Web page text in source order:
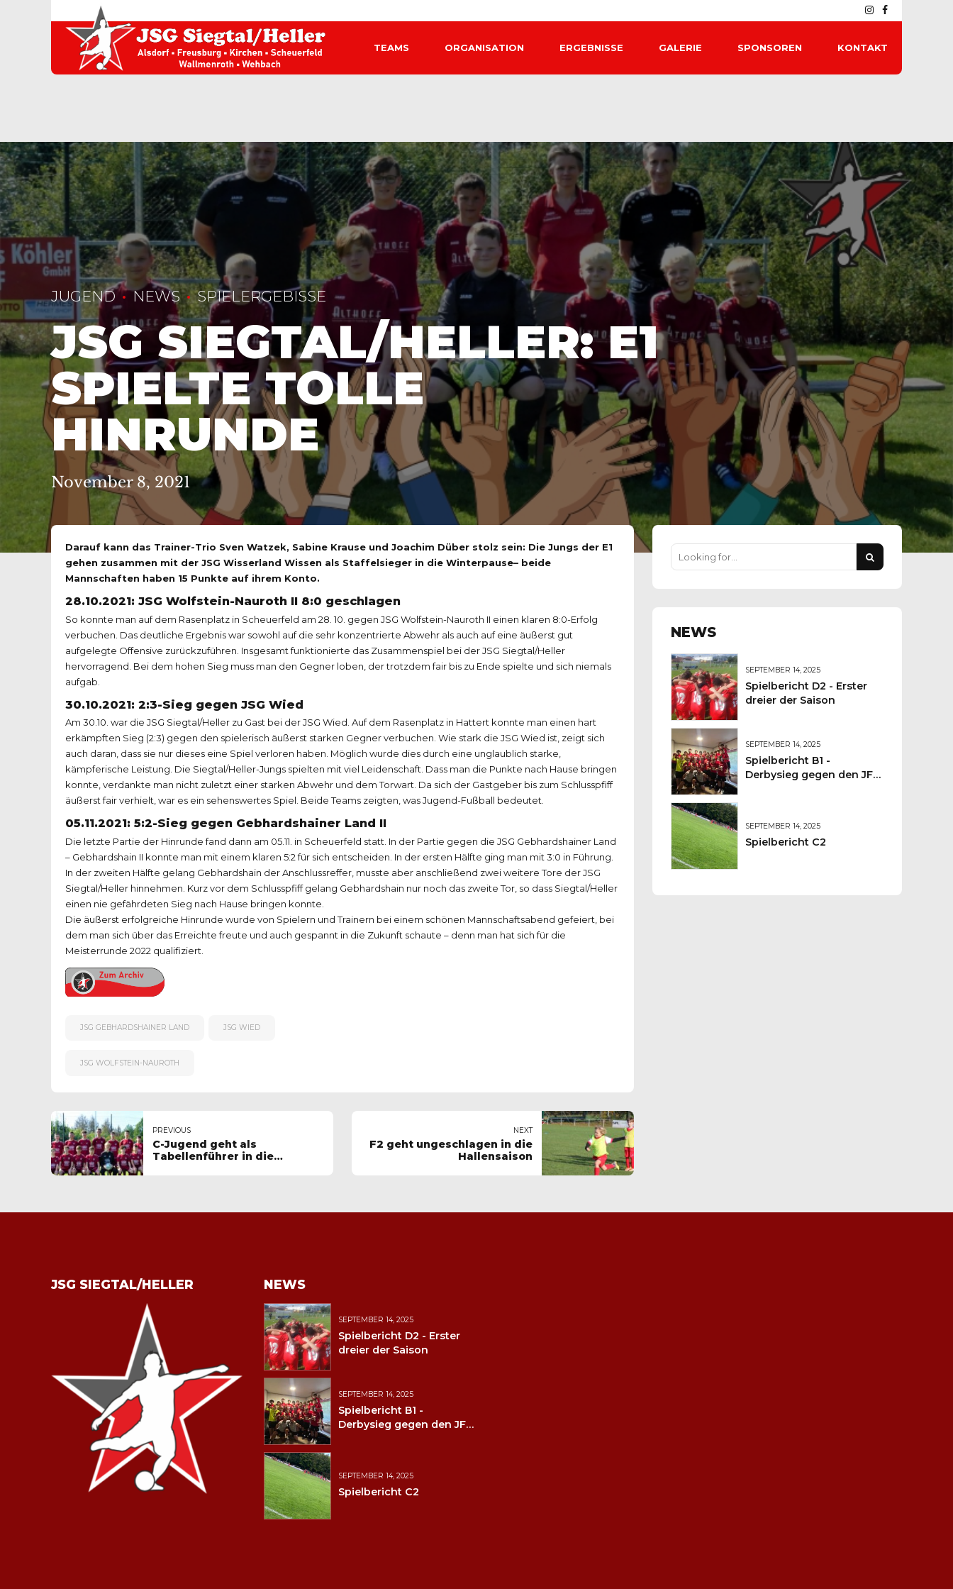
TEAMS ORGANISATION ERGEBNISSE GALERIE SPONSOREN KONTAKT
JUGEND NEWS SPIELERGEBISSE
JSG SIEGTAL/HELLER: E1
SPIELTE TOLLE
HINRUNDE
November 8, 2021
Darauf kann das Trainer-Trio Sven Watzek, Sabine Krause und Joachim Düber stolz sein: Die Jungs der E1
gehen zusammen mit der JSG Wisserland Wissen als Staffelsieger in die Winterpause– beide
Mannschaften haben 15 Punkte auf ihrem Konto.
28.10.2021: JSG Wolfstein-Nauroth II 8:0 geschlagen
So konnte man auf dem Rasenplatz in Scheuerfeld am 28. 10. gegen JSG Wolfstein-Nauroth II einen klaren 8:0-Erfolg
verbuchen. Das deutliche Ergebnis war sowohl auf die sehr konzentrierte Abwehr als auch auf eine äußerst gut
aufgelegte Offensive zurückzuführen. Insgesamt funktionierte das Zusammenspiel bei der JSG Siegtal/Heller
hervorragend. Bei dem hohen Sieg muss man den Gegner loben, der trotzdem fair bis zu Ende spielte und sich niemals
aufgab.
30.10.2021: 2:3-Sieg gegen JSG Wied
Am 30.10. war die JSG Siegtal/Heller zu Gast bei der JSG Wied. Auf dem Rasenplatz in Hattert konnte man einen hart
erkämpften Sieg (2:3) gegen den spielerisch äußerst starken Gegner verbuchen. Wie stark die JSG Wied ist, zeigt sich
auch daran, dass sie nur dieses eine Spiel verloren haben. Möglich wurde dies durch eine unglaublich starke,
kämpferische Leistung. Die Siegtal/Heller-Jungs spielten mit viel Leidenschaft. Dass man die Punkte nach Hause bringen
konnte, verdankte man nicht zuletzt einer starken Abwehr und dem Torwart. Da sich der Gastgeber bis zum Schlusspfiff
äußerst fair verhielt, war es ein sehenswertes Spiel. Beide Teams zeigten, was Jugend-Fußball bedeutet.
05.11.2021: 5:2-Sieg gegen Gebhardshainer Land II
Die letzte Partie der Hinrunde fand dann am 05.11. in Scheuerfeld statt. In der Partie gegen die JSG Gebhardshainer Land
– Gebhardshain II konnte man mit einem klaren 5:2 für sich entscheiden. In der ersten Hälfte ging man mit 3:0 in Führung.
In der zweiten Hälfte gelang Gebhardshain der Anschlussreffer, musste aber anschließend zwei weitere Tore der JSG
Siegtal/Heller hinnehmen. Kurz vor dem Schlusspfiff gelang Gebhardshain nur noch das zweite Tor, so dass Siegtal/Heller
einen nie gefährdeten Sieg nach Hause bringen konnte.
Die äußerst erfolgreiche Hinrunde wurde von Spielern und Trainern bei einem schönen Mannschaftsabend gefeiert, bei
dem man sich über das Erreichte freute und auch gespannt in die Zukunft schaute – denn man hat sich für die
Meisterrunde 2022 qualifiziert.
JSG GEBHARDSHAINER LAND JSG WIED
JSG WOLFSTEIN-NAUROTH
PREVIOUS
C-Jugend geht als
Tabellenführer in die
NEXT
F2 geht ungeschlagen in die
Hallensaison
NEWS
SEPTEMBER 14, 2025
Spielbericht D2 - Erster
dreier der Saison
SEPTEMBER 14, 2025
Spielbericht B1 -
Derbysieg gegen den JFV
SEPTEMBER 14, 2025
Spielbericht C2
JSG SIEGTAL/HELLER NEWS
SEPTEMBER 14, 2025
Spielbericht D2 - Erster
dreier der Saison
SEPTEMBER 14, 2025
Spielbericht B1 -
Derbysieg gegen den JFV
SEPTEMBER 14, 2025
Spielbericht C2